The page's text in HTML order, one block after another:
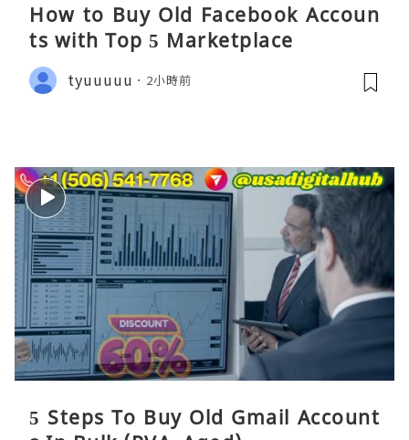
How to Buy Old Facebook Accoun
ts​ with Top 5 Marketplace
tyuuuuu 2小時前
5 Steps To Buy Old Gmail Account